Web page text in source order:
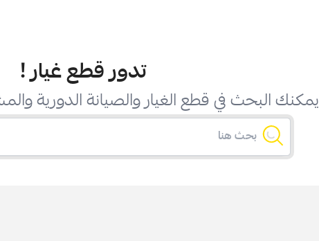
تدور قطع غيار!
يمكنك البحث في قطع الغيار والصيانة الدورية